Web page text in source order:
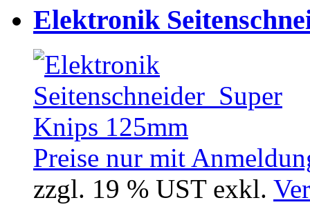
Elektronik
Preise nur mit
zzgl. 19 % UST exkl.